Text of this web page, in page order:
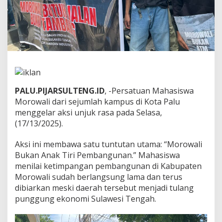
n
t
a
G
u
b
u
r
J
a
n
T
e
r
k
e
s
PALU.PIJARSULTENG.ID, -Persatuan Mahasiswa
Morowali dari sejumlah kampus di Kota Palu
menggelar aksi unjuk rasa pada Selasa,
(17/13/2025).
Aksi ini membawa satu tuntutan utama: “Morowali
Bukan Anak Tiri Pembangunan.” Mahasiswa
menilai ketimpangan pembangunan di Kabupaten
Morowali sudah berlangsung lama dan terus
dibiarkan meski daerah tersebut menjadi tulang
punggung ekonomi Sulawesi Tengah.